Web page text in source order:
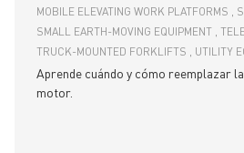
MOBILE ELEVATING WORK PLATFORMS
SMALL EARTH-MOVING EQUIPMENT
TRUCK-MOUNTED FORKLIFTS
UTILITY
Aprende cuándo y cómo reemplazar
motor.